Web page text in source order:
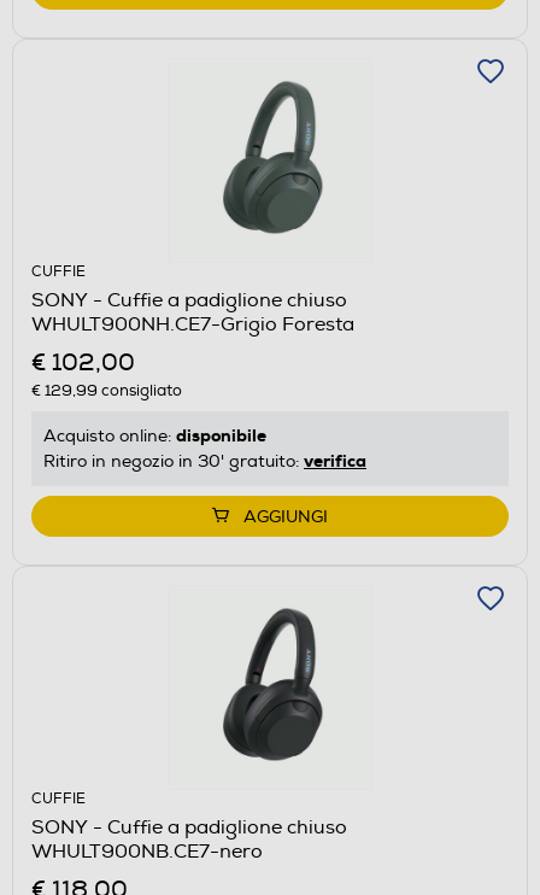
CUFFIE
SONY - Cuffie a padiglione chiuso
WHULT900NH.CE7-Grigio Foresta
€ 102,00
€ 129,99 consigliato
Acquisto online: disponibile
Ritiro in negozio in 30' gratuito: verifica
AGGIUNGI
CUFFIE
SONY - Cuffie a padiglione chiuso
WHULT900NB.CE7-nero